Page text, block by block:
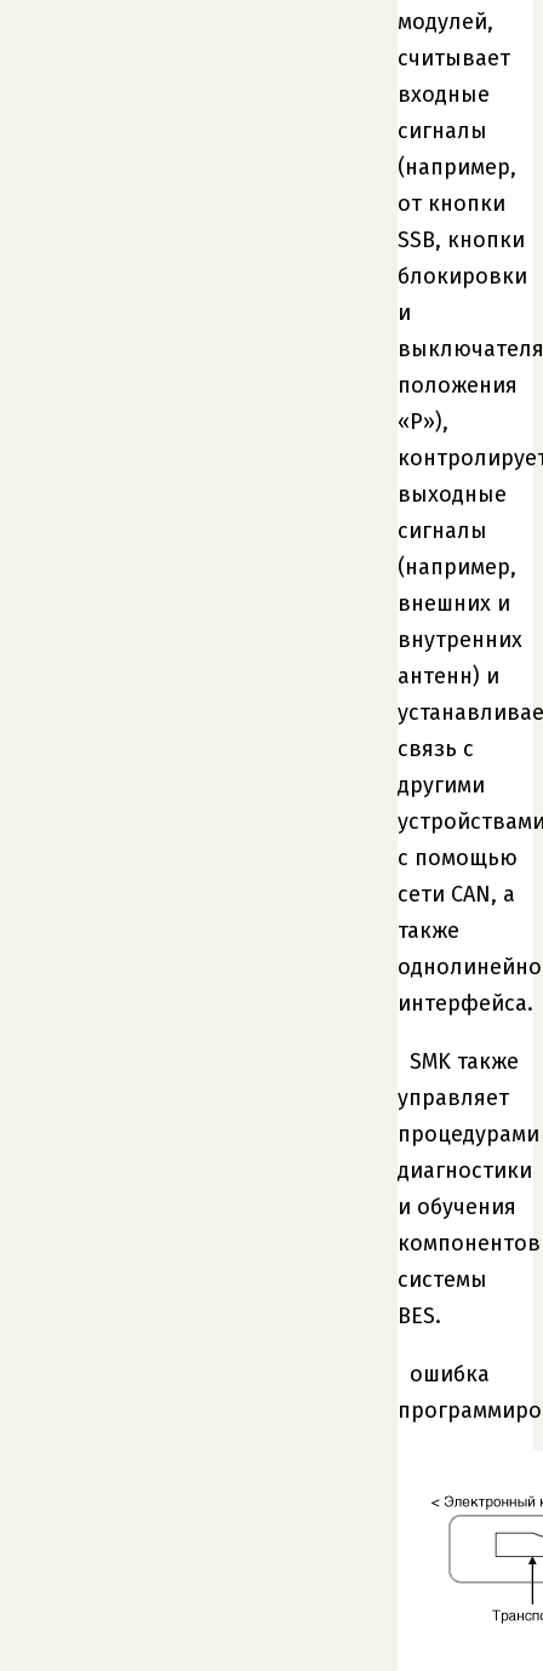
модулей,
считывает
входные
сигналы
(например,
от кнопки
SSB, кнопки
блокировки
и
выключателя
положения
«P»),
выходные
сигналы
(например,
внешних и
внутренних
антенн) и
связь с
другими
с помощью
сети CAN, а
также
интерфейса.
SMK также
управляет
процедурами
диагностики
и обучения
компонентов
системы
BES.
ошибка